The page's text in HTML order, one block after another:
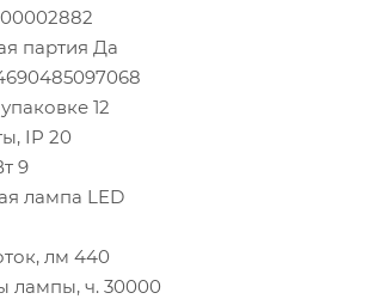
партия Да
12
IP 20
9
лампа LED
лм 440
лампы, ч. 30000